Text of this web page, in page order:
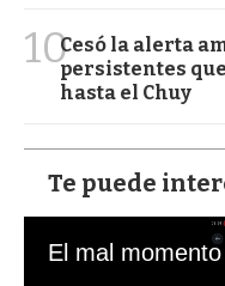
10Cesó la alerta
persistentes
hasta el Chuy
Te puede